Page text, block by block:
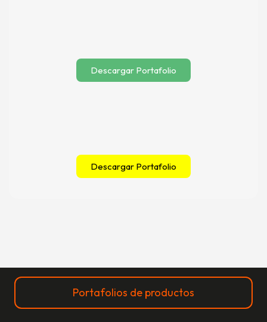
Descargar Portafolio
Descargar Portafolio
Portafolios de productos